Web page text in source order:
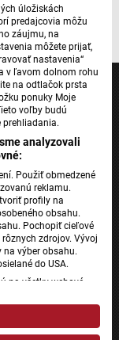
úložiskách
predajcovia môžu
záujmu, na
môžete prijať,
nastavenia“
v ľavom dolnom rohu
na odtlačok prsta
ponuky Moje
voľby budú
prehliadania.
analyzovali
Použiť obmedzené
reklamu.
profily na
obsahu.
Pochopiť cieľové
zdrojov. Vývoj
výber obsahu.
do USA.
na všetky webové
RTVS, Hudobné
Slovensky, Rádio
NEV.